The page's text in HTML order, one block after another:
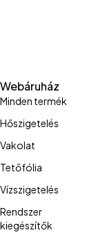
Webáruház
Minden termék
Hőszigetelés
Vakolat
Tetőfólia
Vízszigetelés
Rendszer
kiegészítők